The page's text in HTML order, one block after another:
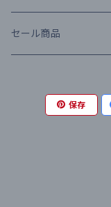
American Apparel
BEN DAVIS
I-P
IRON&RESIN
RED KAP
▼ HEAD WEAR
Tee S/S
▼ OUTER
セール商品
TOPS(L/S)
保存